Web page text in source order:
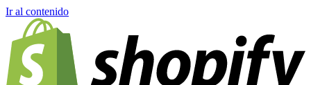
Ir al contenido